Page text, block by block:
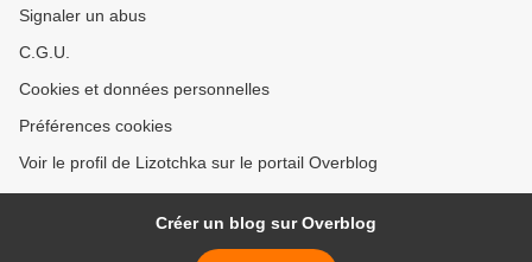
Signaler un abus
C.G.U.
Cookies et données personnelles
Préférences cookies
Voir le profil de Lizotchka sur le portail Overblog
Créer un blog sur Overblog